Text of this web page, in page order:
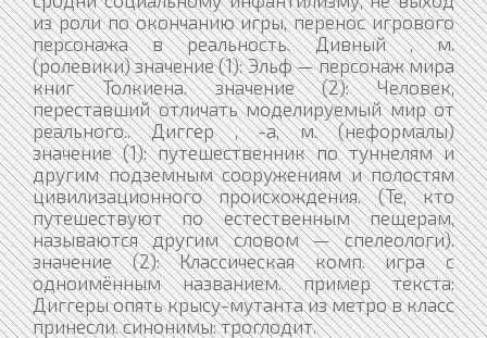
из роли по окончанию игры, перенос игрового
персонажа в реальность. Дивный , м.
(ролевики) значение (1): Эльф — персонаж мира
книг Толкиена. значение (2): Человек,
переставший отличать моделируемый мир от
реального.. Диггер , -а, м. (неформалы)
значение (1): путешественник по туннелям и
другим подземным сооружениям и полостям
цивилизационного происхождения. (Те, кто
путешествуют по естественным пещерам,
называются другим словом — спелеологи).
значение (2): Классическая комп. игра с
одноимённым названием. пример текста:
Диггеры опять крысу-мутанта из метро в класс
принесли. синонимы: троглодит.